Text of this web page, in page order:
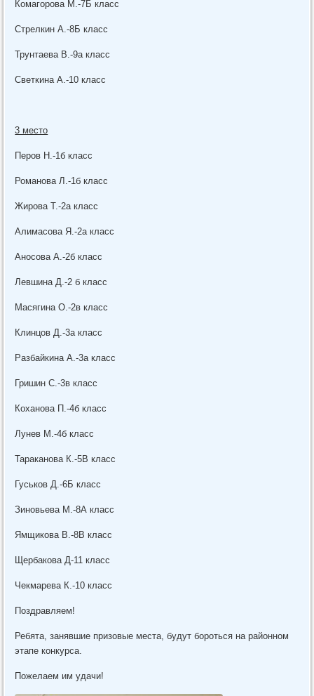
Комагорова М.-7Б класс
Стрелкин А.-8Б класс
Трунтаева В.-9а класс
Светкина А.-10 класс
3 место
Перов Н.-1б класс
Романова Л.-1б класс
Жирова Т.-2а класс
Алимасова Я.-2а класс
Аносова А.-2б класс
Левшина Д.-2 б класс
Масягина О.-2в класс
Клинцов Д.-3а класс
Разбайкина А.-3а класс
Гришин С.-3в класс
Коханова П.-4б класс
Лунев М.-4б класс
Тараканова К.-5В класс
Гуськов Д.-6Б класс
Зиновьева М.-8А класс
Ямщикова В.-8В класс
Щербакова Д-11 класс
Чекмарева К.-10 класс
Поздравляем!
Ребята, занявшие призовые места, будут бороться на районном
этапе конкурса.
Пожелаем им удачи!